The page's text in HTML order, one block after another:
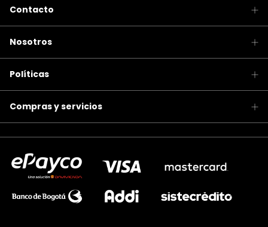
Contacto
Nosotros
Políticas
Compras y servicios